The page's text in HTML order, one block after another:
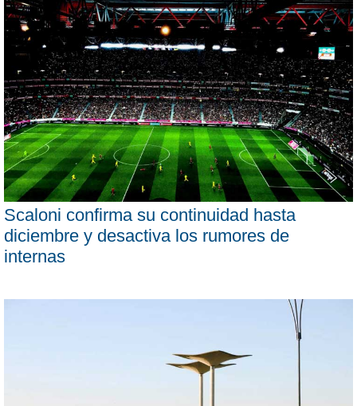
Scaloni confirma su continuidad hasta
diciembre y desactiva los rumores de
internas